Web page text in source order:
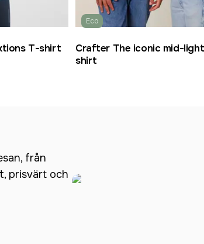
T-shirt
Eco
Crafter The iconic mid-
shirt
från
prisvärt och